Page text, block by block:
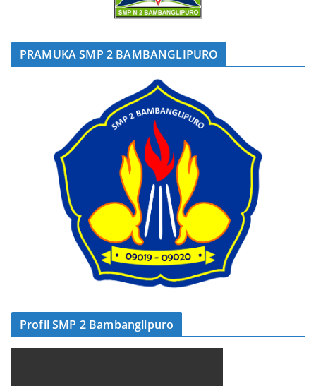
PRAMUKA SMP 2 BAMBANGLIPURO
Profil SMP 2 Bambanglipuro